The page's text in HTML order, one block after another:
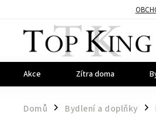
Akce Zítra doma
Domů / Bydlení a doplňky /